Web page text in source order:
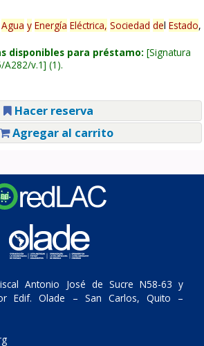
Agua y Energía Eléctrica, Sociedad del Estado,
disponibles para préstamo: Signatura
A282/v.1 (1).
Hacer reserva
Agregar al carrito
Antonio José de Sucre N58-63 y
Edif. Olade – San Carlos, Quito –